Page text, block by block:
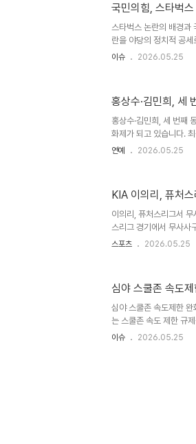
내주며 어려운 상황에 놓
역전시키며 승부를 원점
국민의힘, 스타벅
스타벅스 논란의 배경과
란을 야당의 정치적 공
표는 스타벅스의 5·18
스타벅스냐'를 국민들이
시민의 의지를 보여주자'
예측..
이슈 2026.05.25
홍상수·김민희, 세
홍상수·김민희, 세 번째
화제가 되고 있습니다.
모습이 공개되었습니다.
상태이기에 이들의 사생
홍상수 감독과 김민희
연예 2026.05.25
KIA 이의리, 퓨처
이의리, 퓨처스리그서
스리그 경기에서 무사사
록하며 안정적인 제구력
구 감소의 중요성을 다
구 자세를 확실하게 정
로 ..
스포츠 2026.05.25
심야 스쿨존 속도
심야 스쿨존 속도제한
는 스쿨존 속도 제한 규
적에 따른 것으로, 경찰
행 가능성을 고려하여
이슈 2026.05.25